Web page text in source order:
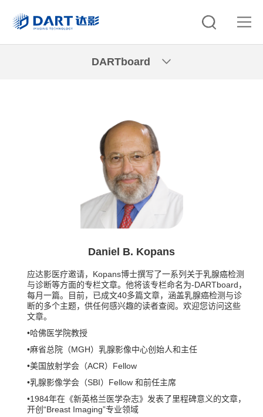
DARTboard
Daniel B. Kopans
应达影医疗邀请，Kopans博士撰写了一系列关于乳腺癌检测
与诊断等方面的专栏文章。他将该专栏命名为-DARTboard，
每月一篇。目前，已成文40多篇文章，涵盖乳腺癌检测与诊
断的多个主题，供任何感兴趣的读者查阅。欢迎您访问这些
文章。
•哈佛医学院教授
•麻省总院（MGH）乳腺影像中心创始人和主任
•美国放射学会（ACR）Fellow
•乳腺影像学会（SBI）Fellow 和前任主席
•1984年在《新英格兰医学杂志》发表了里程碑意义的文章，
开创“Breast Imaging”专业领域